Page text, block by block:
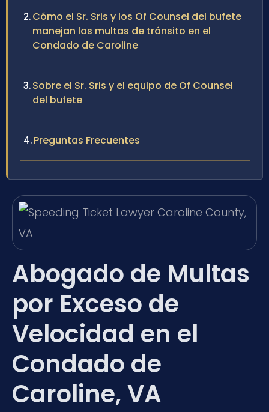
Cómo el Sr. Sris y los Of Counsel del bufete
manejan las multas de tránsito en el
Condado de Caroline
Sobre el Sr. Sris y el equipo de Of Counsel
del bufete
Preguntas Frecuentes
Abogado de Multas
por Exceso de
Velocidad en el
Condado de
Caroline, VA